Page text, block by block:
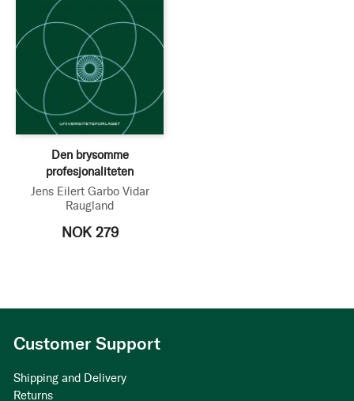
Den brysomme
profesjonaliteten
Jens Eilert Garbo Vidar
Raugland
NOK 279
Customer Support
Shipping and Delivery
Returns